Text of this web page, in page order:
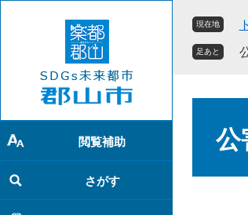
で
す
。
ば
し
て
本
文
閲覧補助
さがす
現在地
足あと
公